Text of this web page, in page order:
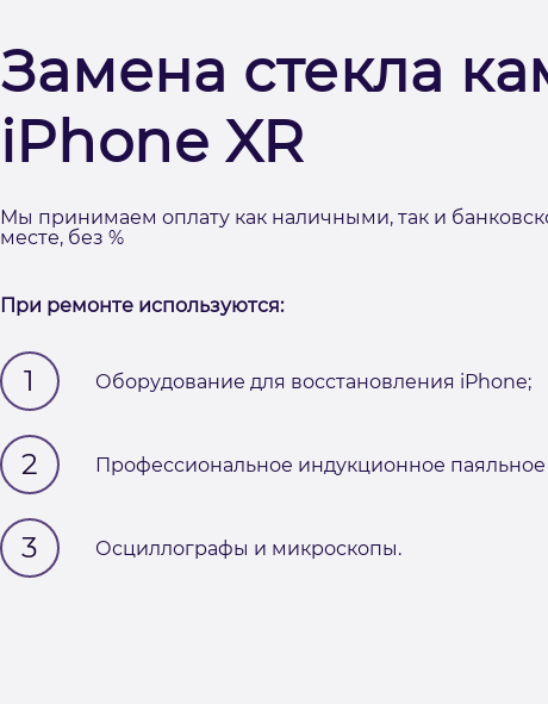
Замена стекла
iPhone XR
Мы принимаем оплату как наличными, так и
месте, без %
При ремонте используются:
1 Оборудование для восстановления iPhone;
2 Профессиональное индукционное
3 Осциллографы и микроскопы.